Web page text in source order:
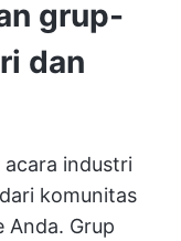
grup-
dan
industri
komunitas
Anda. Grup